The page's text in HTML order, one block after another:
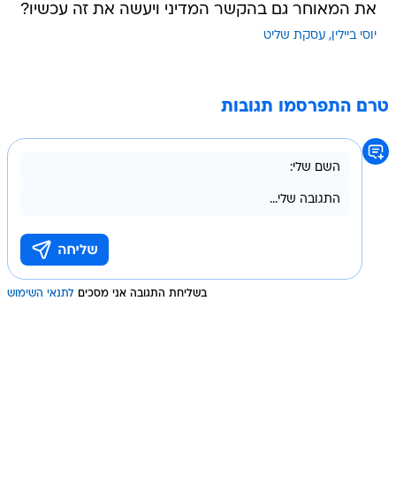
את המאוחר גם בהקשר המדיני ויעשה את זה עכשיו?
יוסי ביילין עסקת שליט
טרם התפרסמו תגובות
בשליחת התגובה אני מסכים לתנאי השימוש